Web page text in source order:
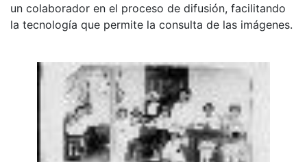
un colaborador en el proceso de difusión, facilitando
la tecnología que permite la consulta de las imágenes.